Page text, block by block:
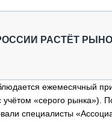
КРУПНЫМ ПЛАНОМ
ИНДУСТРИЯ
РОССИИ РАСТЁТ
ежемесячный
«серого рынка»).
специалисты